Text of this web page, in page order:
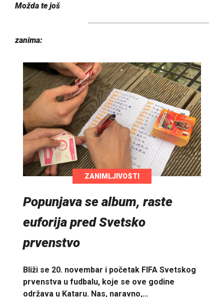
Možda te još
zanima:
ZANIMLJIVOSTI
Popunjava se album, raste
euforija pred Svetsko
prvenstvo
Bliži se 20. novembar i početak FIFA Svetskog
prvenstva u fudbalu, koje se ove godine
održava u Kataru. Nas, naravno,…